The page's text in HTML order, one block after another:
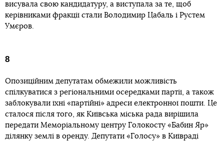
висувала свою кандидатуру, а виступала за те, щоб
керівниками фракції стали Володимир Цабаль і Рустем
Умєров.
8
Опозиційним депутатам обмежили можливість
спілкуватися з регіональними осередками партії, а також
заблокували їхні «партійні» адреси електронної пошти. Це
сталося після того, як Київська міська рада вирішила
передати Меморіальному центру Голокосту «Бабин Яр»
ділянку землі в оренду. Депутати «Голосу» в Київраді